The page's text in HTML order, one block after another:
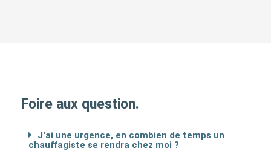
Foire aux question.
J'ai une urgence, en combien de temps un
chauffagiste se rendra chez moi ?